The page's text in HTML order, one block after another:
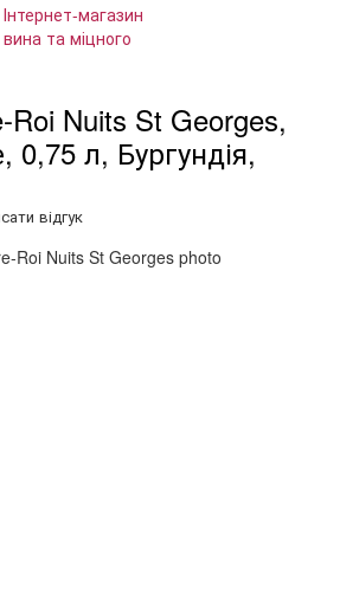
Roi Nuits St Georges,
0,75 л, Бургундія,
відгук